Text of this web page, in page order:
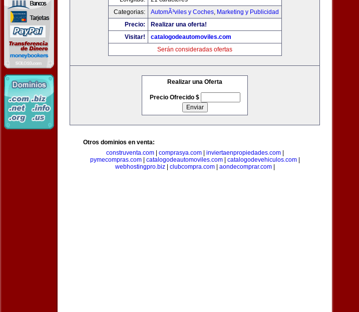
Categorias:
AutomÃ³viles y Coches, Marketing y Publicidad
Precio:
Realizar una oferta!
Visitar!
catalogodeautomoviles.com
Serán consideradas ofertas
Realizar una Oferta
Precio Ofrecido $
Otros dominios en venta:
construventa.com| comprasya.com| inviertaenpropiedades.com|
pymecompras.com| catalogodeautomoviles.com| catalogodevehiculos.com|
webhostingpro.biz| clubcompra.com| aondecomprar.com|